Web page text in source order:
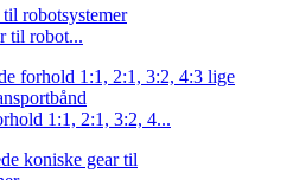
til robot...
1:1, 2:1, 3:2, 4...